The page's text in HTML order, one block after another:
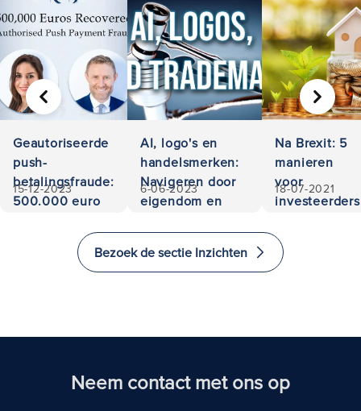
Geautoriseerde
push-
betalingsfraude:
500.000 euro
15-12-2023
AI, logo's en
handelsmerken:
Navigeren door
eigendom en
6-06-2023
Na Brexit: 5
manieren
voor
investeerders
investeren
en emigreren
18-07-2021
VORIGE
Bezoek de sectie Inzichten
Neem contact met ons op